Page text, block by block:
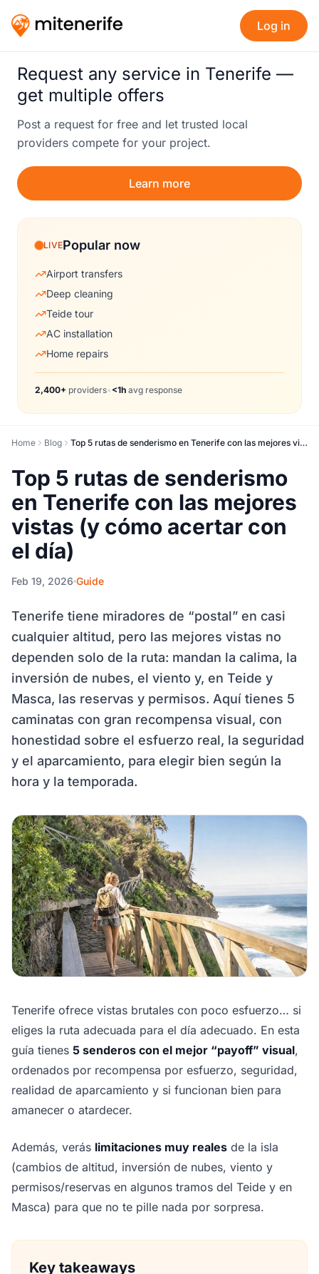
Log in
Request any service in Tenerife —
get multiple offers
Post a request for free and let trusted local
providers compete for your project.
Learn more
LIVEPopular now
Airport transfers
Deep cleaning
Teide tour
AC installation
Home repairs
2,400+ providers• <1h avg response
Home Blog Top 5 rutas de senderismo en Tenerife con las mejores vistas (y cómo acertar con el día)
Top 5 rutas de senderismo
en Tenerife con las mejores
vistas (y cómo acertar con
el día)
Feb 19, 2026 Guide
Tenerife tiene miradores de “postal” en casi
cualquier altitud, pero las mejores vistas no
dependen solo de la ruta: mandan la calima, la
inversión de nubes, el viento y, en Teide y
Masca, las reservas y permisos. Aquí tienes 5
caminatas con gran recompensa visual, con
honestidad sobre el esfuerzo real, la seguridad
y el aparcamiento, para elegir bien según la
hora y la temporada.
Tenerife ofrece vistas brutales con poco esfuerzo… si
eliges la ruta adecuada para el día adecuado. En esta
guía tienes 5 senderos con el mejor “payoff” visual,
ordenados por recompensa por esfuerzo, seguridad,
realidad de aparcamiento y si funcionan bien para
amanecer o atardecer.
Además, verás limitaciones muy reales de la isla
(cambios de altitud, inversión de nubes, viento y
permisos/reservas en algunos tramos del Teide y en
Masca) para que no te pille nada por sorpresa.
Key takeaways